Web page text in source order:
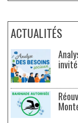
ACTUALITÉS